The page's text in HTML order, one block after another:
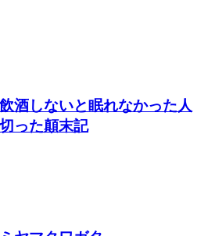
酒しないと眠れなかった人
った顛末記